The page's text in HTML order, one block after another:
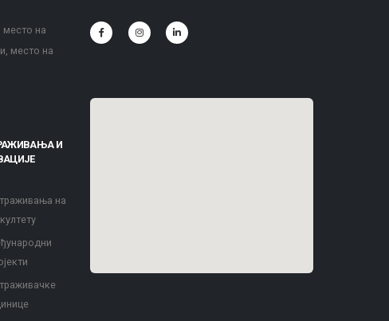
место на
место на
И
на